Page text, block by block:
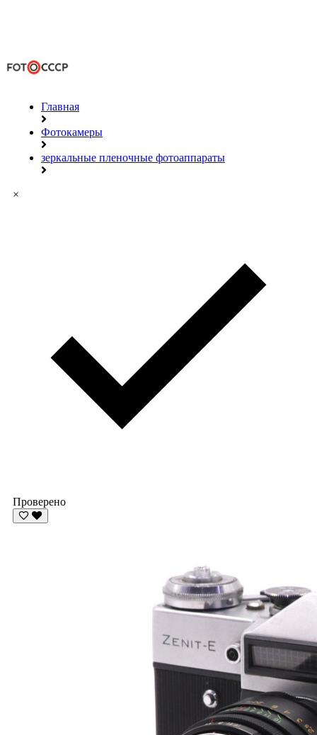
Главная
Фотокамеры
зеркальные пленочные фотоаппараты
×
Проверено